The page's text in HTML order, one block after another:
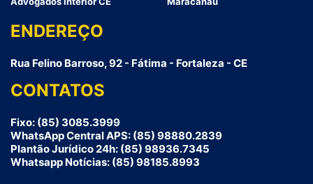
ENDEREÇO
Rua Felino Barroso, 92 - Fátima - Fortaleza - CE
CONTATOS
Fixo: (85) 3085.3999
WhatsApp Central APS: (85) 98880.2839
Plantão Jurídico 24h: (85) 98936.7345
Whatsapp Notícias: (85) 98185.8993